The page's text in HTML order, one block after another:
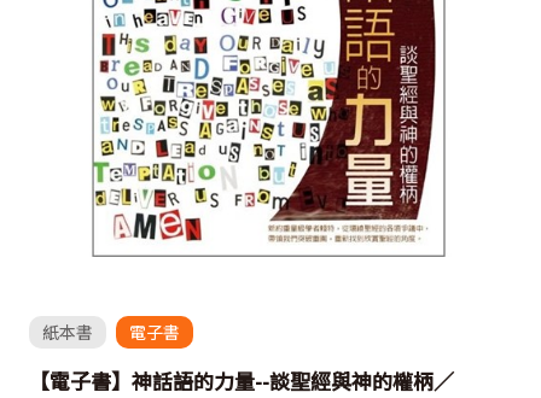
紙本書 電子書
【電子書】神話語的力量--談聖經與神的權柄／